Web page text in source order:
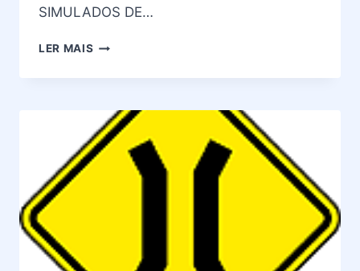
SIMULADOS DE…
LER MAIS PLACAS
TRÂNSITO
SIGNIFICADO
DA
PLACA
A-